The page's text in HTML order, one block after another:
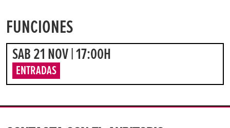
FUNCIONES
SAB 21 NOV | 17:00H
ENTRADAS